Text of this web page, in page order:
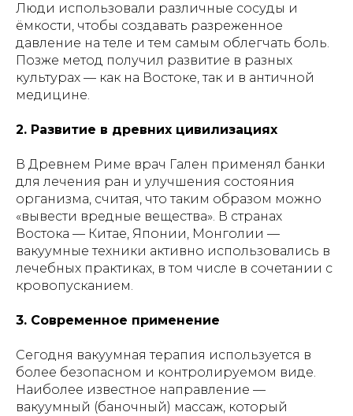
Люди использовали различные сосуды и
ёмкости, чтобы создавать разреженное
давление на теле и тем самым облегчать боль.
Позже метод получил развитие в разных
культурах — как на Востоке, так и в античной
медицине.
2. Развитие в древних цивилизациях
В Древнем Риме врач Гален применял банки
для лечения ран и улучшения состояния
организма, считая, что таким образом можно
«вывести вредные вещества». В странах
Востока — Китае, Японии, Монголии —
вакуумные техники активно использовались в
лечебных практиках, в том числе в сочетании с
кровопусканием.
3. Современное применение
Сегодня вакуумная терапия используется в
более безопасном и контролируемом виде.
Наиболее известное направление —
вакуумный (баночный) массаж, который